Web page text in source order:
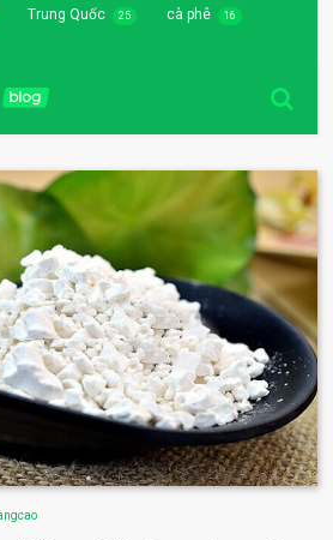
Trung Quốc 25 cà phê 16